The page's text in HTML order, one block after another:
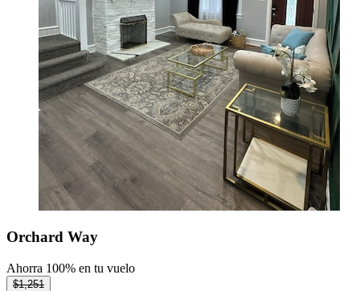
Orchard Way
Ahorra 100% en tu vuelo
$1,251